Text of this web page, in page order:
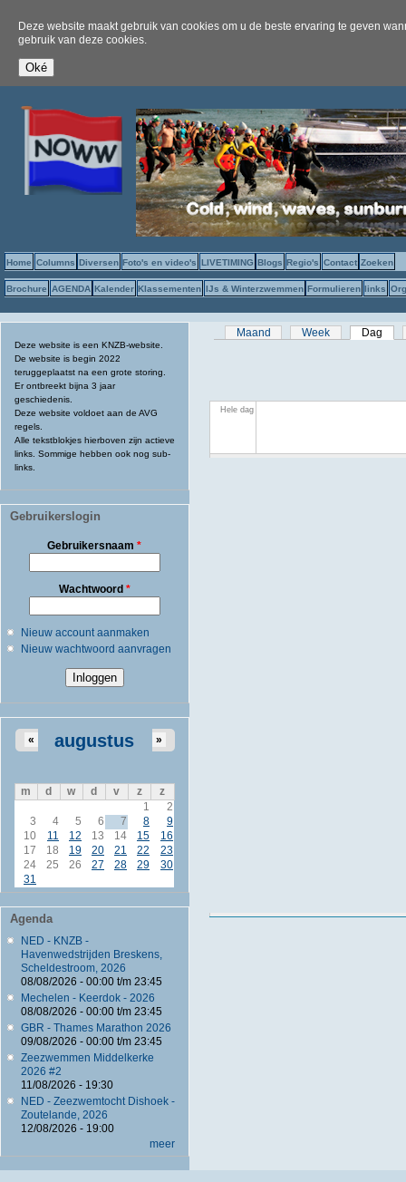
Deze website maakt gebruik van cookies om u de beste ervaring te geven
gebruik van deze cookies.
Home Columns Diversen Foto's en video's LIVETIMING Blogs Regio's Contact Zoeken
Brochure AGENDA Kalender Klassementen IJs & Winterzwemmen Formulieren links
Deze website is een KNZB-website.
De website is begin 2022
teruggeplaatst na een grote storing.
Er ontbreekt bijna 3 jaar
geschiedenis.
Deze website voldoet aan de AVG
regels.
Alle tekstblokjes hierboven zijn actieve
links. Sommige hebben ook nog sub-
links.
Gebruikerslogin
Gebruikersnaam*
Wachtwoord *
Nieuw account aanmaken
Nieuw wachtwoord aanvragen
augustus
« »
m d w d v z
z
1
2
3
4 5 6 7 8
9
10
11 12 13 14 15
16
17
18 19 20 21 22
23
24
25 26 27 28 29
30
31
Agenda
NED - KNZB -
Havenwedstrijden Breskens,
Scheldestroom, 2026
08/08/2026 - 00:00t/m 23:45
Mechelen - Keerdok - 2026
08/08/2026 - 00:00t/m 23:45
GBR - Thames Marathon 2026
09/08/2026 - 00:00t/m 23:45
Zeezwemmen Middelkerke
2026 #2
11/08/2026 - 19:30
NED - Zeezwemtocht Dishoek -
Zoutelande, 2026
12/08/2026 - 19:00
meer
Primaire tabs
Maand Week Dag
Hele dag